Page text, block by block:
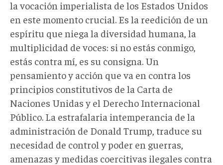
la vocación imperialista de los Estados Unidos
en este momento crucial. Es la reedición de un
espíritu que niega la diversidad humana, la
multiplicidad de voces: si no estás conmigo,
estás contra mí, es su consigna. Un
pensamiento y acción que va en contra los
principios constitutivos de la Carta de
Naciones Unidas y el Derecho Internacional
Público. La estrafalaria intemperancia de la
administración de Donald Trump, traduce su
necesidad de control y poder en guerras,
amenazas y medidas coercitivas ilegales contra